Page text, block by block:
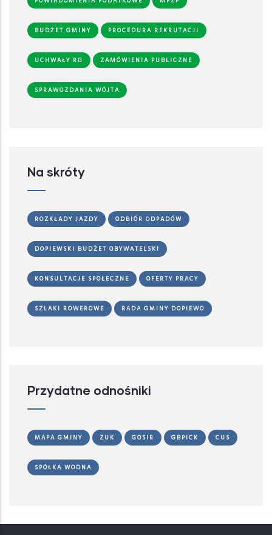
BUDŻET GMINY PROCEDURA REKRUTACJI
UCHWAŁY RG ZAMÓWIENIA PUBLICZNE
SPRAWOZDANIA WÓJTA
Na skróty
ROZKŁADY JAZDY ODBIÓR ODPADÓW
DOPIEWSKI BUDŻET OBYWATELSKI
KONSULTACJE SPOŁECZNE OFERTY PRACY
SZLAKI ROWEROWE RADA GMINY DOPIEWO
Przydatne odnośniki
MAPA GMINY ZUK GOSIR GBPICK CUS
SPÓŁKA WODNA